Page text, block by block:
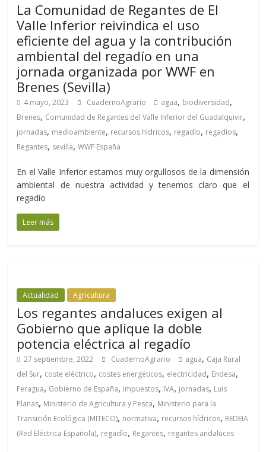
La Comunidad de Regantes de El
Valle Inferior reivindica el uso
eficiente del agua y la contribución
ambiental del regadío en una
jornada organizada por WWF en
Brenes (Sevilla)
4 mayo, 2023 CuadernoAgrario agua, biodiversidad,
Brenes, Comunidad de Regantes del Valle Inferior del Guadalquivir,
jornadas, medioambiente, recursos hídricos, regadío, regadíos,
Regantes, sevilla,WWF España
En el Valle Inferior estamos muy orgullosos de la dimensión
ambiental de nuestra actividad y tenemos claro que el
regadío
Leer más
Actualidad Agricultura
Los regantes andaluces exigen al
Gobierno que aplique la doble
potencia eléctrica al regadío
27 septiembre, 2022 CuadernoAgrario agua, Caja Rural
del Sur, coste eléctrico, costes energéticos, electricidad, Endesa,
Feragua, Gobierno de España, impuestos, IVA, jornadas, Luis
Planas, Ministerio de Agricultura y Pesca, Ministerio para la
Transición Ecológica (MITECO), normativa, recursos hídricos, REDEIA
(Red Eléctrica Española), regadío, Regantes, regantes andaluces